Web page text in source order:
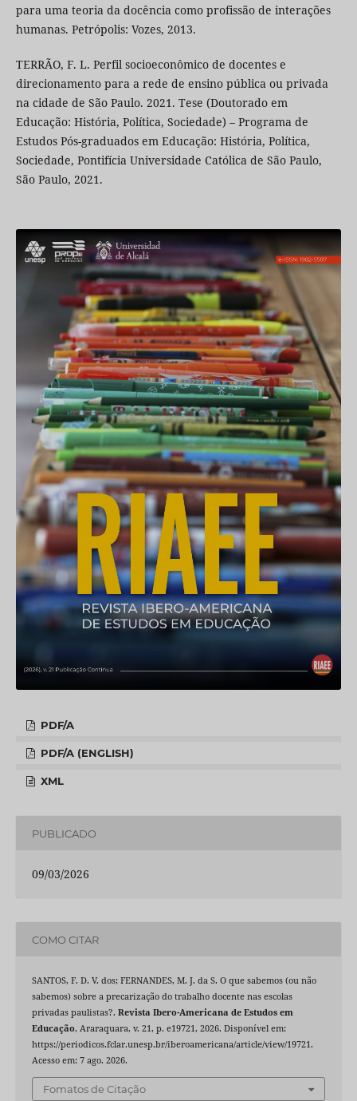
para uma teoria da docência como profissão de interações
humanas. Petrópolis: Vozes, 2013.
TERRÃO, F. L. Perfil socioeconômico de docentes e
direcionamento para a rede de ensino pública ou privada
na cidade de São Paulo. 2021. Tese (Doutorado em
Educação: História, Política, Sociedade) – Programa de
Estudos Pós-graduados em Educação: História, Política,
Sociedade, Pontifícia Universidade Católica de São Paulo,
São Paulo, 2021.
PDF/A
PDF/A (ENGLISH)
XML
PUBLICADO
09/03/2026
COMO CITAR
SANTOS, F. D. V. dos; FERNANDES, M. J. da S. O que sabemos (ou não
sabemos) sobre a precarização do trabalho docente nas escolas
privadas paulistas?. Revista Ibero-Americana de Estudos em
Educação, Araraquara, v. 21, p. e19721, 2026. Disponível em:
https://periodicos.fclar.unesp.br/iberoamericana/article/view/19721.
Acesso em: 7 ago. 2026.
Fomatos de Citação